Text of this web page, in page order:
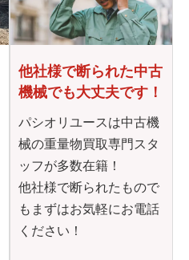
他社様で断られた中古
機械でも大丈夫です！
パシオリユースは中古機
械の重量物買取専門スタ
ッフが多数在籍！
他社様で断られたもので
もまずはお気軽にお電話
ください！